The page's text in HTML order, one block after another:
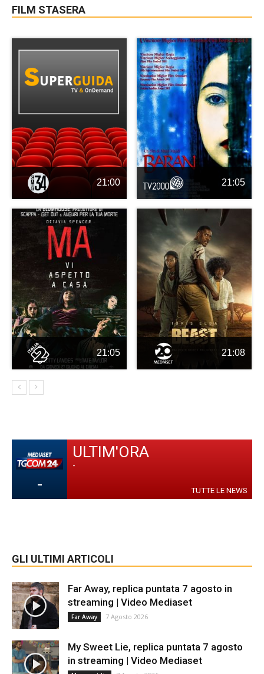
FILM STASERA
21:00 21:05
21:05 21:08
-
ULTIM'ORA
-
TUTTE LE NEWS
GLI ULTIMI ARTICOLI
Far Away, replica puntata 7 agosto in
streaming | Video Mediaset
Far Away 7 Agosto 2026
My Sweet Lie, replica puntata 7 agosto
in streaming | Video Mediaset